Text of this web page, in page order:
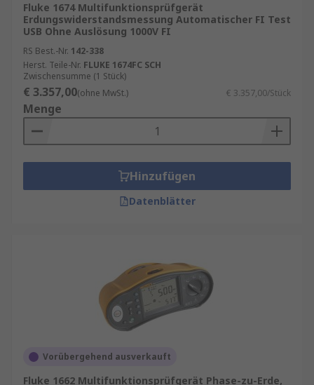
Fluke 1674 Multifunktionsprüfgerät
Erdungswiderstandsmessung Automatischer FI Test
USB Ohne Auslösung 1000V FI
RS Best.-Nr. 142-338
Herst. Teile-Nr. FLUKE 1674FC SCH
Zwischensumme (1 Stück)
€ 3.357,00(ohne MwSt.) € 3.357,00/Stück
Menge
Hinzufügen
Datenblätter
Vorübergehend ausverkauft
Fluke 1662 Multifunktionsprüfgerät Phase-zu-Erde,